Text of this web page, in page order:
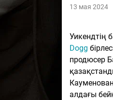
13 мая 2024
Уикендтің
Dogg
продюсер
алдағы